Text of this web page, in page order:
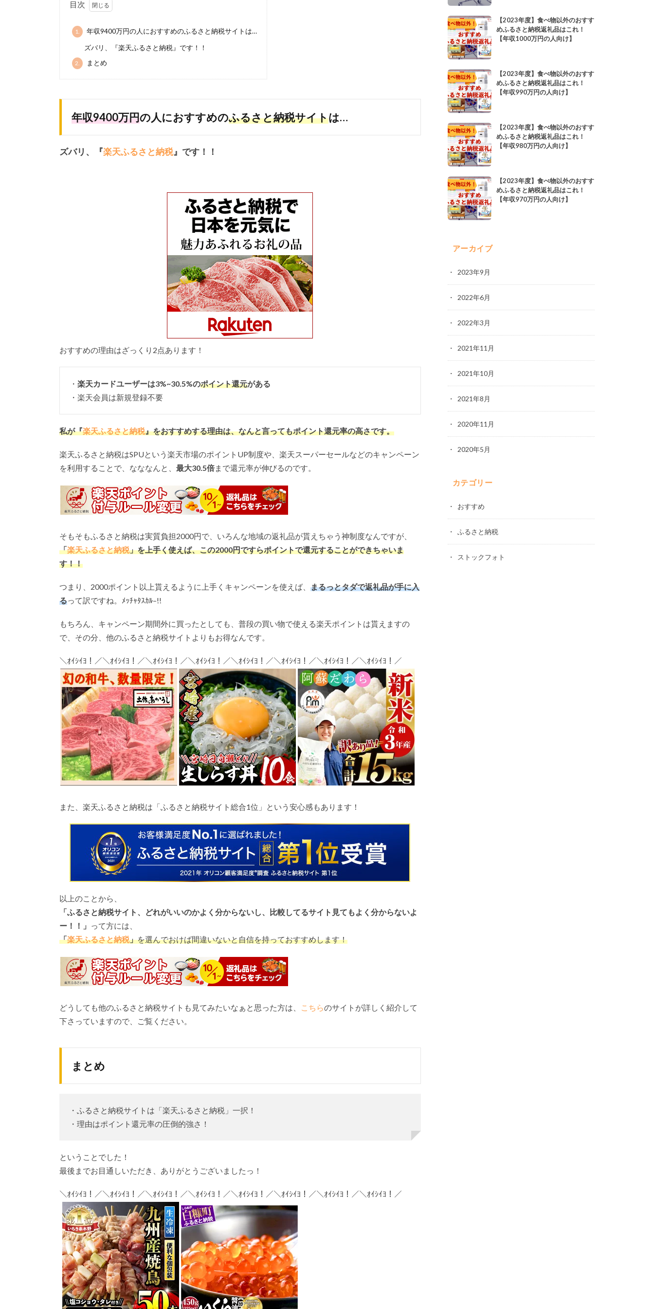
目次
1.
年収9400万円の人におすすめのふるさと納税サイトは…
ズバリ、『楽天ふるさと納税』です！！
2. まとめ
年収9400万円の人におすすめのふるさと納税サイトは…
ズバリ、『楽天ふるさと納税』です！！
おすすめの理由はざっくり2点あります！
・ 楽天カードユーザーは3%~30.5%のポイント還元がある
・楽天会員は新規登録不要
私が『楽天ふるさと納税』をおすすめする理由は、なんと言ってもポイント還元率の高さです。
楽天ふるさと納税はSPUという楽天市場のポイントUP制度や、楽天スーパーセールなどのキャンペーン
を利用することで、なななんと、 最大30.5倍まで還元率が伸びるのです。
そもそもふるさと納税は実質負担2000円で、いろんな地域の返礼品が貰えちゃう神制度なんですが、
「楽天ふるさと納税」を上手く使えば、この2000円ですらポイントで還元することができちゃいま
す！！
つまり、2000ポイント以上貰えるように上手くキャンペーンを使えば、 まるっとタダで返礼品が手に入
るって訳ですね。ﾒｯﾁｬﾀｽｶﾙ–!!
もちろん、キャンペーン期間外に買ったとしても、普段の買い物で使える楽天ポイントは貰えますの
で、その分、他のふるさと納税サイトよりもお得なんです。
＼ｵｲｼｲﾖ！／＼ｵｲｼｲﾖ！／＼ｵｲｼｲﾖ！／＼ｵｲｼｲﾖ！／＼ｵｲｼｲﾖ！／＼ｵｲｼｲﾖ！／＼ｵｲｼｲﾖ！／＼ｵｲｼｲﾖ！／
また、楽天ふるさと納税は「ふるさと納税サイト総合1位」という安心感もあります！
以上のことから、
「ふるさと納税サイト、どれがいいのかよく分からないし、比較してるサイト見てもよく分からないよ
ー！！」 って方には、
「楽天ふるさと納税」を選んでおけば間違いないと自信を持っておすすめします！
どうしても他のふるさと納税サイトも見てみたいなぁと思った方は、 こちらのサイトが詳しく紹介して
下さっていますので、ご覧ください。
まとめ
・ふるさと納税サイトは「楽天ふるさと納税」一択！
・理由はポイント還元率の圧倒的強さ！
ということでした！
最後までお目通しいただき、ありがとうございましたっ！
＼ｵｲｼｲﾖ！／＼ｵｲｼｲﾖ！／＼ｵｲｼｲﾖ！／＼ｵｲｼｲﾖ！／＼ｵｲｼｲﾖ！／＼ｵｲｼｲﾖ！／＼ｵｲｼｲﾖ！／＼ｵｲｼｲﾖ！／
【2023年度】食べ物以外のおすす
めふるさと納税返礼品はこれ！
【年収1000万円の人向け】
【2023年度】食べ物以外のおすす
めふるさと納税返礼品はこれ！
【年収990万円の人向け】
【2023年度】食べ物以外のおすす
めふるさと納税返礼品はこれ！
【年収980万円の人向け】
【2023年度】食べ物以外のおすす
めふるさと納税返礼品はこれ！
【年収970万円の人向け】
アーカイブ
2023年9月
2022年6月
2022年3月
2021年11月
2021年10月
2021年8月
2020年11月
2020年5月
カテゴリー
おすすめ
ふるさと納税
ストックフォト